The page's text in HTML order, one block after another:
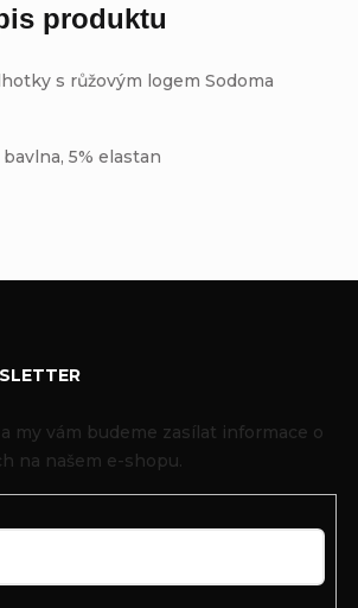
produktu
s růžovým logem Sodoma
bavlna, 5% elastan
my vám budeme zasílat informace o
na našem e-shopu.